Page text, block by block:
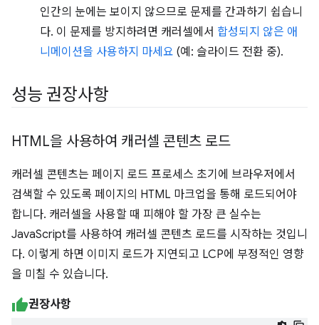
인간의 눈에는 보이지 않으므로 문제를 간과하기 쉽습니
다. 이 문제를 방지하려면 캐러셀에서 합성되지 않은 애
니메이션을 사용하지 마세요 (예: 슬라이드 전환 중).
성능 권장사항
HTML을 사용하여 캐러셀 콘텐츠 로드
캐러셀 콘텐츠는 페이지 로드 프로세스 초기에 브라우저에서
검색할 수 있도록 페이지의 HTML 마크업을 통해 로드되어야
합니다. 캐러셀을 사용할 때 피해야 할 가장 큰 실수는
JavaScript를 사용하여 캐러셀 콘텐츠 로드를 시작하는 것입니
다. 이렇게 하면 이미지 로드가 지연되고 LCP에 부정적인 영향
을 미칠 수 있습니다.
권장사항